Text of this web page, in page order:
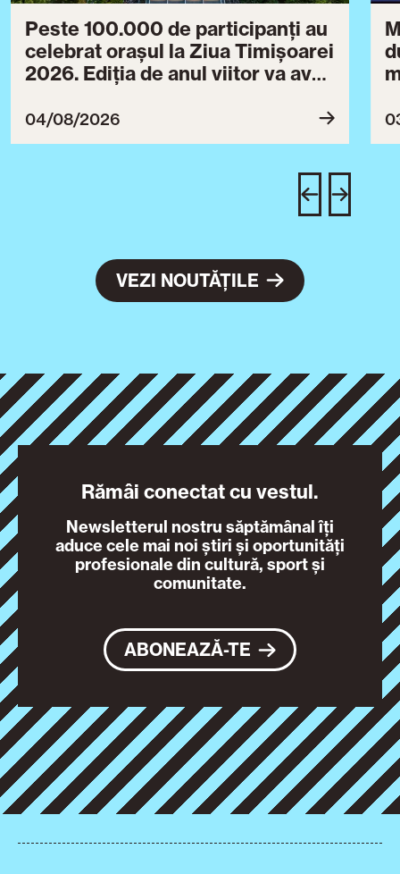
Peste 100.000 de participanți au
celebrat orașul la Ziua Timișoarei
2026. Ediția de anul viitor va avea
04/08/2026
VEZI NOUTĂȚILE
Rămâi conectat cu vestul.
Newsletterul nostru săptămânal îți
aduce cele mai noi știri și oportunități
profesionale din cultură, sport și
comunitate.
ABONEAZĂ-TE